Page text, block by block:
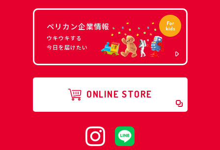
ペリカン企業情報
ウキウキする
今日を届けたい
ONLINE STORE